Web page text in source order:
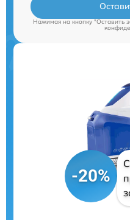
Нажимая на кнопку "Оставить
-20%